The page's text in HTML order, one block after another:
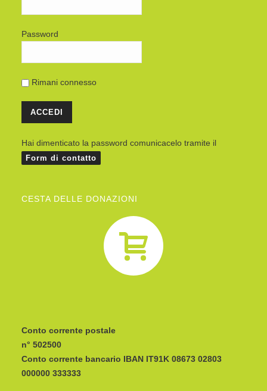
Password
Rimani connesso
Hai dimenticato la password comunicacelo tramite il
Form di contatto
CESTA DELLE DONAZIONI
Conto corrente postale
n° 502500
Conto corrente bancario IBAN